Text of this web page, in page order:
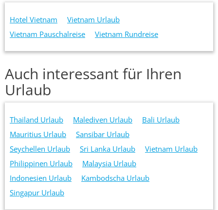
Hotel Vietnam
Vietnam Urlaub
Vietnam Pauschalreise
Vietnam Rundreise
Auch interessant für Ihren
Urlaub
Thailand Urlaub Malediven Urlaub
Bali Urlaub
Mauritius Urlaub
Sansibar Urlaub
Seychellen Urlaub
Sri Lanka Urlaub
Vietnam Urlaub
Philippinen Urlaub
Malaysia Urlaub
Indonesien Urlaub
Kambodscha Urlaub
Singapur Urlaub